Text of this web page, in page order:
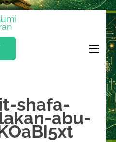
Kebahagiaan Dunia-
shafa-
abu-